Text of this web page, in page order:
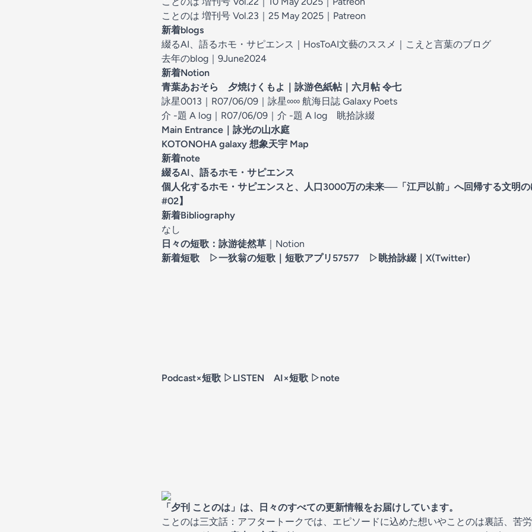
ことのは 増刊号 Vol.23｜25 May 2025 ｜Patreon
新着blogs
綴るAI、語るホモ・サピエンス｜HosToAI文藝のススメ ｜ こえと言葉のブログ
去年のblog｜9June2024
新着Notion
青葉あおそら 夕焼けくもよ ｜ 詠游色紙帖｜六月帖 令七
詠星0013｜R07/06/09 ｜ 詠星∞∞ 航海日誌 Galaxy Poets
介 -題 A log｜R07/06/09 ｜ 介 -題 A log 眺拾詠綴
Main Entrance｜ 詠光の山水庭
KOTONOHA galaxy 想象天宇 Map
新着note
綴るAI、語るホモ・サピエンス
個人化するホモ・サピエンスと、人口3000万の未来──「江戸以前」へ回帰する文明
#02】
新着Bibliography
なし
日々の短歌： 詠游徒然草 ｜Notion
新着短歌 ▷一狄翁の短歌 ｜短歌アプリ57577 ▷ 眺拾詠綴｜X(Twitter)
Podcast×短歌 ▷LISTEN AI×短歌 ▷note
「夕刊 ことのは」は、日々のすべての更新情報をお届けしています。
ことのは三文話：アフタートークでは、エピソードに込めた想いやことのは裏話、苦